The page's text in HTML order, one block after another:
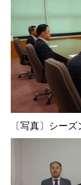
〔写真〕シー